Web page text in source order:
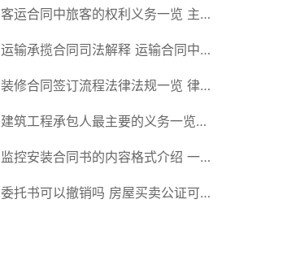
客运合同中旅客的权利义务一览 主
要包括这些内容
运输承揽合同司法解释 运输合同中
承运人的义务有哪些
装修合同签订流程法律法规一览 律
师解答
建筑工程承包人最主要的义务一览
承包合同内容介绍
监控安装合同书的内容格式介绍 一
般包括这些条款
委托书可以撤销吗 房屋买卖公证可